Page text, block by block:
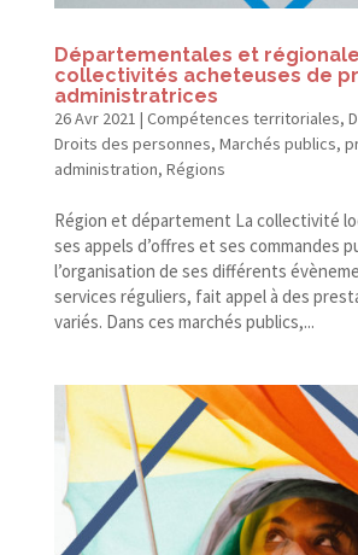
Départementales et
collectivités acheteuses de
administratrices
26 Avr 2021 | Compétences territoriales,
Droits des personnes, Marchés publics,
administration, Régions
Région et département La collectivité
ses appels d’offres et ses commandes
l’organisation de ses différents
services réguliers, fait appel à des
variés. Dans ces marchés publics,...